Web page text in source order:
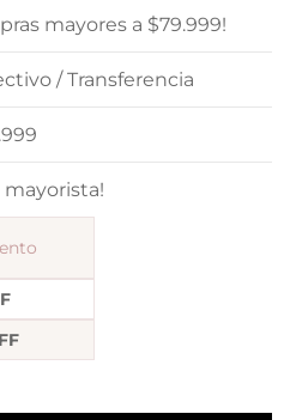
mayores a $79.999!
/ Transferencia